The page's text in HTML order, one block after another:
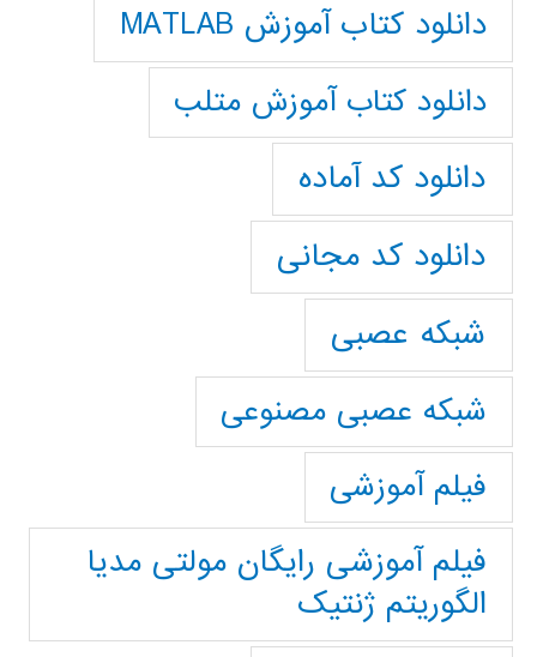
دانلود کتاب آموزش MATLAB
دانلود کتاب آموزش متلب
دانلود کد آماده
دانلود کد مجانی
شبکه عصبی
شبکه عصبی مصنوعی
فیلم آموزشی
فیلم آموزشی رایگان مولتی مدیا
الگوریتم ژنتیک